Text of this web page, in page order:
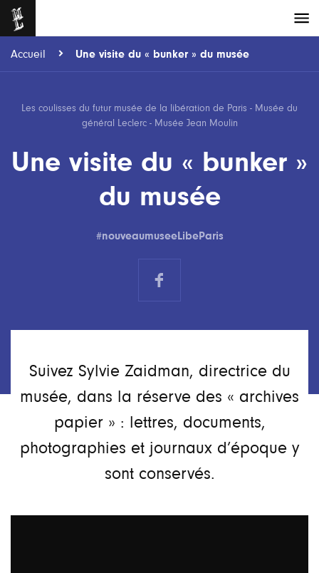
Navigation
principale
Accueil Une visite du « bunker » du musée
Les coulisses du futur musée de la libération de Paris - Musée du
général Leclerc - Musée Jean Moulin
Une visite du « bunker »
du musée
#nouveaumuseeLibeParis
Suivez Sylvie Zaidman, directrice du
musée, dans la réserve des « archives
papier » : lettres, documents,
photographies et journaux d’époque y
sont conservés.